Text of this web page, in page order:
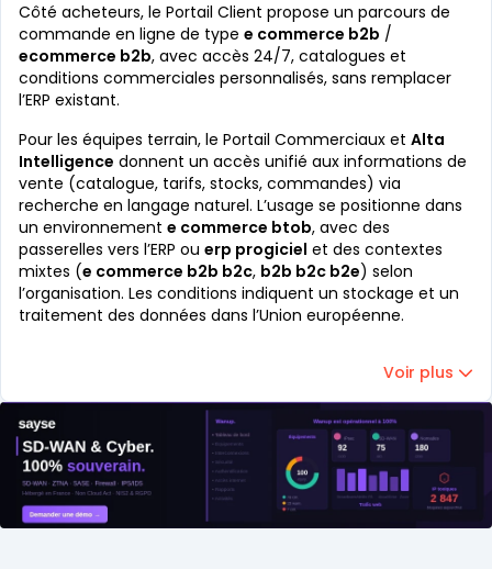
Côté acheteurs, le Portail Client propose un parcours de
commande en ligne de type e commerce b2b /
ecommerce b2b, avec accès 24/7, catalogues et
conditions commerciales personnalisés, sans remplacer
l’ERP existant.
Pour les équipes terrain, le Portail Commerciaux et Alta
Intelligence donnent un accès unifié aux informations de
vente (catalogue, tarifs, stocks, commandes) via
recherche en langage naturel. L’usage se positionne dans
un environnement e commerce btob, avec des
passerelles vers l’ERP ou erp progiciel et des contextes
mixtes (e commerce b2b b2c, b2b b2c b2e) selon
l’organisation. Les conditions indiquent un stockage et un
traitement des données dans l’Union européenne.
Voir plus